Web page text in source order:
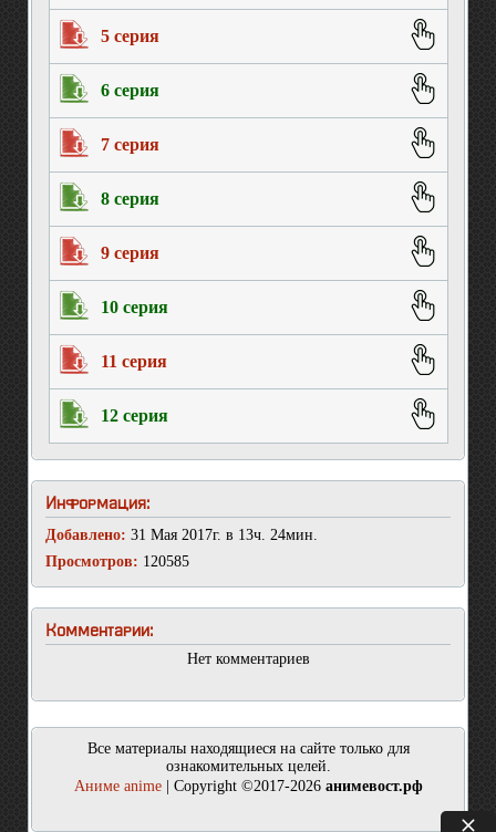
5 серия
6 серия
7 серия
8 серия
9 серия
10 серия
11 серия
12 серия
Информация:
Добавлено: 31 Мая 2017г. в 13ч. 24мин.
Просмотров: 120585
Комментарии:
Нет комментариев
Все материалы находящиеся на сайте только для
ознакомительных целей.
Аниме anime| Copyright ©2017-2026 анимевост.рф